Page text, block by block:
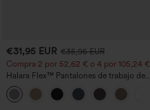
€31,95 EUR €35,95 EUR
Compra 2 por 52,62 € o 4 por 105,24 €.
Halara Flex™ Pantalones de trabajo de
talle alto, moldeadores del cuerpo, que
estilizan la cintura, con bolsillos, de
pierna ancha en micro‑waffle